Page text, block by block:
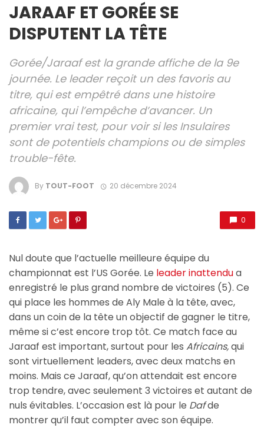
JARAAF ET GORÉE SE
DISPUTENT LA TÊTE
Gorée/Jaraaf est la grande affiche de la 9e
journée. Le leader reçoit un des favoris au
titre, qui est empêtré dans une histoire
africaine, qui l’empêche d’avancer. Un
premier vrai test, pour voir si les Insulaires
sont de potentiels champions ou de simples
trouble-fête.
By TOUT-FOOT 20 décembre 2024
0
Nul doute que l’actuelle meilleure équipe du
championnat est l’US Gorée. Le leader inattendua
enregistré le plus grand nombre de victoires (5). Ce
qui place les hommes de Aly Male à la tête, avec,
dans un coin de la tête un objectif de gagner le titre,
même si c’est encore trop tôt. Ce match face au
Jaraaf est important, surtout pour les Africains,qui
sont virtuellement leaders, avec deux matchs en
moins. Mais ce Jaraaf, qu’on attendait est encore
trop tendre, avec seulement 3 victoires et autant de
nuls évitables. L’occasion est là pour le Dafde
montrer qu’il faut compter avec son équipe.